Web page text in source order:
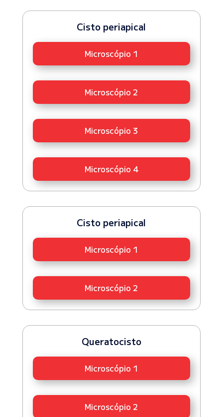
Cisto periapical
Microscópio 1
Microscópio 2
Microscópio 3
Microscópio 4
Cisto periapical
Microscópio 1
Microscópio 2
Queratocisto
Microscópio 1
Microscópio 2